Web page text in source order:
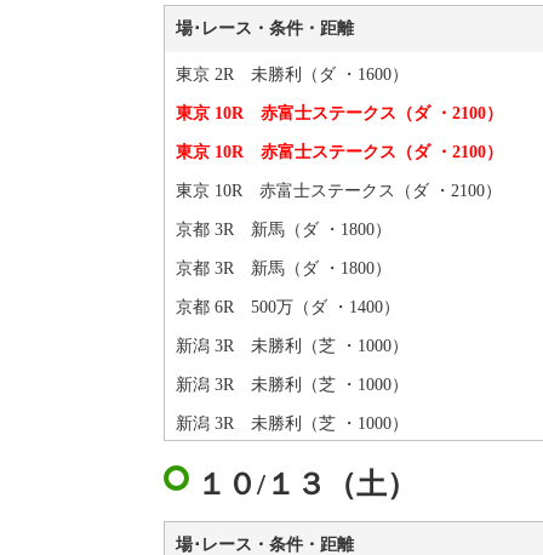
場･レース・条件・距離
東京 2R 未勝利（ダ ・1600）
東京 10R 赤富士ステークス（ダ ・2100）
東京 10R 赤富士ステークス（ダ ・2100）
東京 10R 赤富士ステークス（ダ ・2100）
京都 3R 新馬（ダ ・1800）
京都 3R 新馬（ダ ・1800）
京都 6R 500万（ダ ・1400）
新潟 3R 未勝利（芝 ・1000）
新潟 3R 未勝利（芝 ・1000）
新潟 3R 未勝利（芝 ・1000）
１０/１３（土）
場･レース・条件・距離